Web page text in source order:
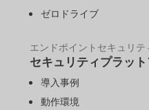
ゼロドライブ
エンドポイントセキュリテ
セキュリティプラット
導入事例
動作環境